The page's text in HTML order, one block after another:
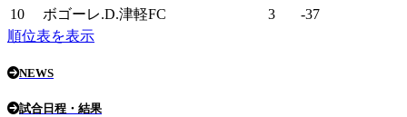
10
ボゴーレ.D.津軽FC 3
-37
順位表を表示
NEWS
試合日程・結果